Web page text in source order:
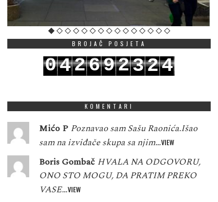
BROJAČ POSJETA
042692324
KOMENTARI
Mićo P Poznavao sam Sašu Raonića.Išao
sam na izviđače skupa sa njim…VIEW
Boris Gombač HVALA NA ODGOVORU,
ONO STO MOGU, DA PRATIM PREKO
VASE…VIEW